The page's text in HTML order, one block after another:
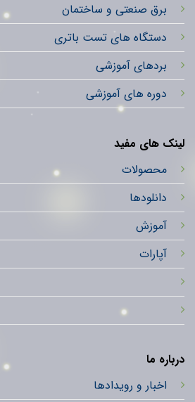
برق صنعتی و ساختمان
دستگاه های تست باتری
بردهای آموزشی
دوره های آموزشی
لینک های مفید
محصولات
دانلودها
آموزش
آپارات
درباره ما
اخبار و رویدادها